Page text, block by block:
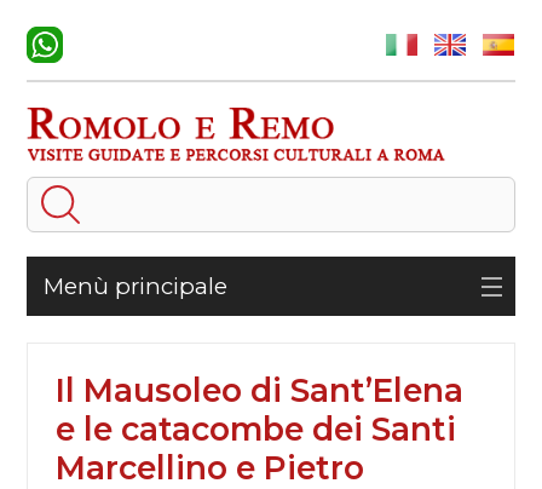
Menù principale
Il Mausoleo di Sant’Elena
e le catacombe dei Santi
Marcellino e Pietro